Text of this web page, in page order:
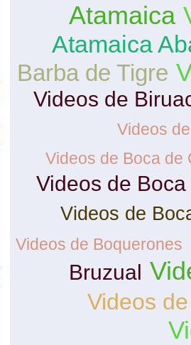
Atamaica
Atamaica
Barba de Tigre
Videos de
Videos
Videos de Boca de
Videos de
Videos de
Videos de Boquerones
Bruzual
Videos